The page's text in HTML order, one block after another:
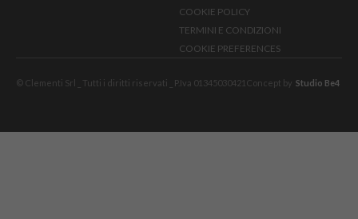
COOKIE POLICY
TERMINI E CONDIZIONI
COOKIE PREFERENCES
© Clementi Srl _ Tutti i diritti riservati _ P.Iva 01345030421 Concept by Studio Be4